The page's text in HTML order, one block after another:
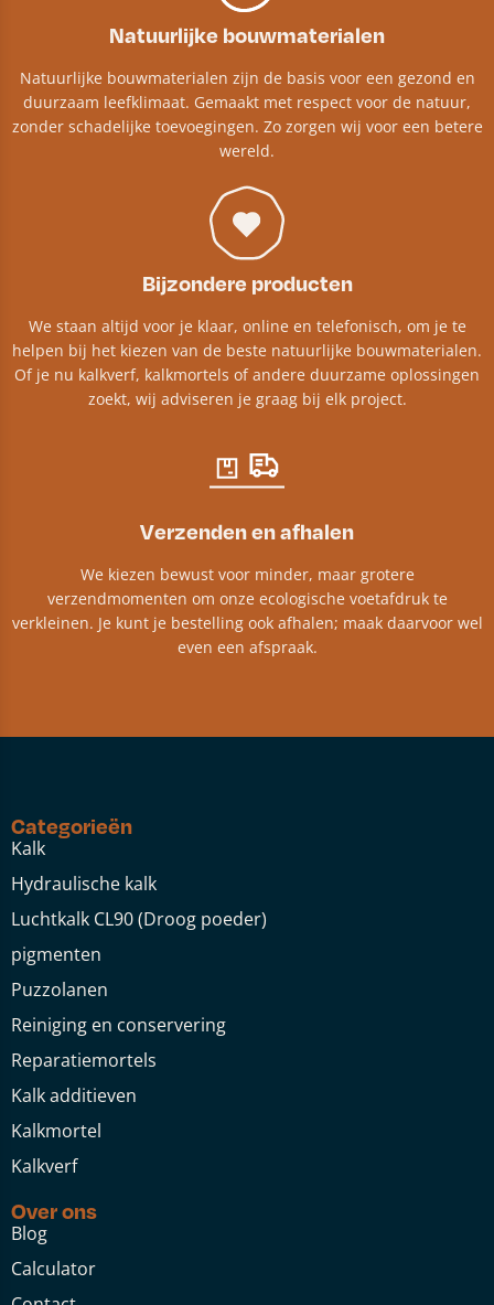
Natuurlijke bouwmaterialen
Natuurlijke bouwmaterialen zijn de basis voor een gezond en
duurzaam leefklimaat. Gemaakt met respect voor de natuur,
zonder schadelijke toevoegingen. Zo zorgen wij voor een betere
wereld.
Bijzondere producten
We staan altijd voor je klaar, online en telefonisch, om je te
helpen bij het kiezen van de beste natuurlijke bouwmaterialen.
Of je nu kalkverf, kalkmortels of andere duurzame oplossingen
zoekt, wij adviseren je graag bij elk project.​
Verzenden en afhalen
We kiezen bewust voor minder, maar grotere
verzendmomenten om onze ecologische voetafdruk te
verkleinen. Je kunt je bestelling ook afhalen; maak daarvoor wel
even een afspraak.
Categorieën
Kalk
Hydraulische kalk
Luchtkalk CL90 (Droog poeder)
pigmenten
Puzzolanen
Reiniging en conservering
Reparatiemortels
Kalk additieven
Kalkmortel
Kalkverf
Over ons
Blog
Calculator